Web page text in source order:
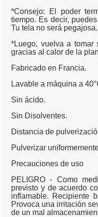
*Consejo: El poder
tiempo. Es decir,
Tu tela no será pegajosa.
*Luego, vuelva a tomar
gracias al calor de la
Fabricado en Francia.
Lavable a máquina a
Sin ácido.
Sin Disolventes.
Distancia de
Pulverizar
Precauciones de uso
PELIGRO - Como
previsto y de acuerdo
inflamable. Recipiente
Provoca una irritación
de un mal